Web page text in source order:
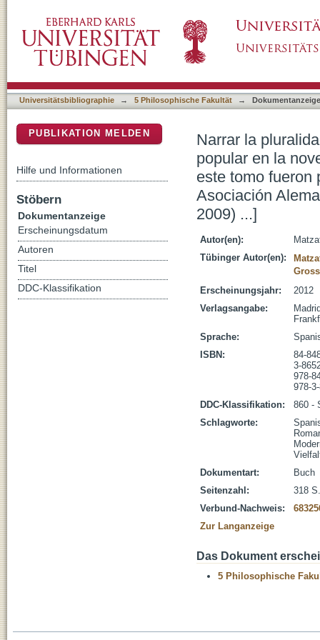
española : [los trabajos publicados en este
congreso de la Asociación Alemana de
Universitätsbibliographie → 5 Philosophische Fakultät → Dokumentanzeige
Narrar la
popular en la
este tomo fueron
Asociación
2009) ...]
Autor(en):
Tübinger Autor(en):
Erscheinungsjahr:
2012
Verlagsangabe:
Sprache:
ISBN:
84-
3-
978-
978-
DDC-Klassifikation:
860 -
Schlagworte:
Dokumentart:
Buch
Seitenzahl:
318 S.
Verbund-Nachweis:
Zur Langanzeige
Das Dokument
5 Philosophische
PUBLIKATION MELDEN
Hilfe und Informationen
Stöbern
Dokumentanzeige
Erscheinungsdatum
Autoren
Titel
DDC-Klassifikation